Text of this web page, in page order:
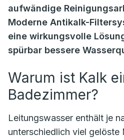
aufwändige
Moderne Antikalk-
eine wirkungsvolle
spürbar bessere
Warum ist Kalk
Badezimmer?
Leitungswasser enthält je
unterschiedlich viel gelöste